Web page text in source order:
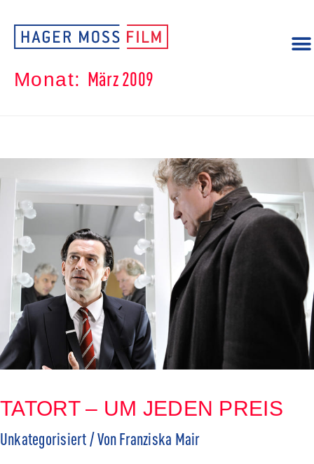
Monat: März 2009
TATORT – UM JEDEN PREIS
Unkategorisiert/ VonFranziska Mair